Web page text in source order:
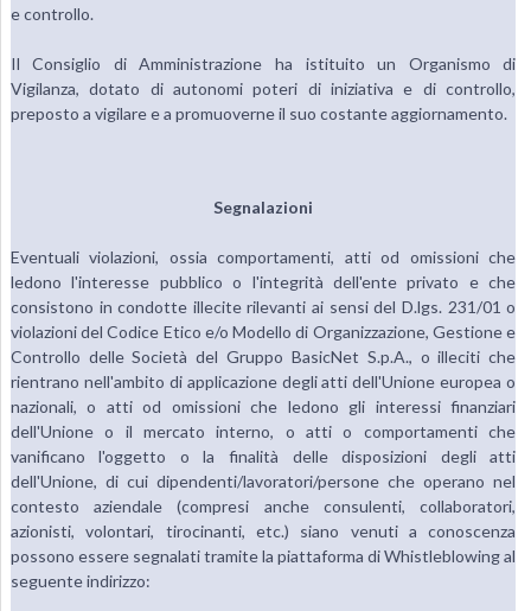
e controllo.
Il Consiglio di Amministrazione ha istituito un Organismo di
Vigilanza, dotato di autonomi poteri di iniziativa e di controllo,
preposto a vigilare e a promuoverne il suo costante aggiornamento.
Segnalazioni
Eventuali violazioni, ossia comportamenti, atti od omissioni che
ledono l'interesse pubblico o l'integrità dell'ente privato e che
consistono in condotte illecite rilevanti ai sensi del D.lgs. 231/01 o
violazioni del Codice Etico e/o Modello di Organizzazione, Gestione e
Controllo delle Società del Gruppo BasicNet S.p.A., o illeciti che
rientrano nell'ambito di applicazione degli atti dell'Unione europea o
nazionali, o atti od omissioni che ledono gli interessi finanziari
dell'Unione o il mercato interno, o atti o comportamenti che
vanificano l'oggetto o la finalità delle disposizioni degli atti
dell'Unione, di cui dipendenti/lavoratori/persone che operano nel
contesto aziendale (compresi anche consulenti, collaboratori,
azionisti, volontari, tirocinanti, etc.) siano venuti a conoscenza
possono essere segnalati tramite la piattaforma di Whistleblowing al
seguente indirizzo: